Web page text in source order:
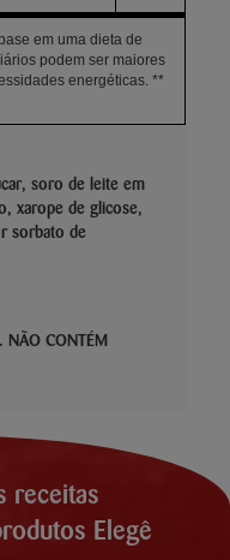
em uma dieta de
podem ser maiores
energéticas. **
soro de leite em
xarope de glicose,
sorbato de
NÃO CONTÉM
receitas
Elegê